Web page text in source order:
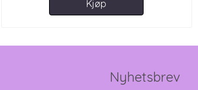
Kjøp
Nyhetsbrev